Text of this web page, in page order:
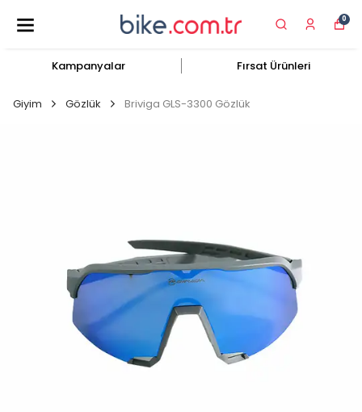
0
Kampanyalar Fırsat Ürünleri
Giyim Gözlük Briviga GLS-3300 Gözlük